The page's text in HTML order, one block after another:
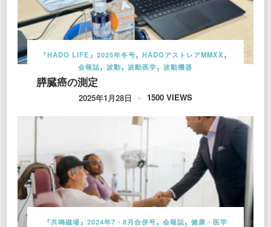
『HADO LIFE』2025年冬号
HADOアストレアMMXX
会報誌
波動 波動医学 波動機器
膵臓癌の測定
2025年1月28日 1500 VIEWS
『共鳴磁場』2024年7・8月合併号 会報誌 健康・医学